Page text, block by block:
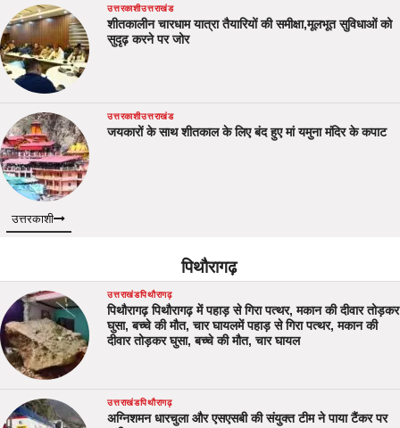
उत्तरकाशीउत्तराखंड
शीतकालीन चारधाम यात्रा तैयारियों की समीक्षा,मूलभूत सुविधाओं को
सुदृढ़ करने पर जोर
उत्तरकाशीउत्तराखंड
जयकारों के साथ शीतकाल के लिए बंद हुए मां यमुना मंदिर के कपाट
उत्तरकाशी
पिथौरागढ़
उत्तराखंडपिथौरागढ़
पिथौरागढ़ पिथौरागढ़ में पहाड़ से गिरा पत्थर, मकान की दीवार तोड़कर
घुसा, बच्चे की मौत, चार घायलमें पहाड़ से गिरा पत्थर, मकान की
दीवार तोड़कर घुसा, बच्चे की मौत, चार घायल
उत्तराखंडपिथौरागढ़
अग्निशमन धारचुला और एसएसबी की संयुक्त टीम ने पाया टैंकर पर